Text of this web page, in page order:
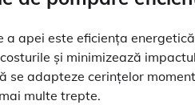
apei este eficiența
și minimizează
se adapteze cerințelor
multe trepte.